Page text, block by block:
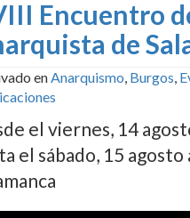
Encuentro
de
enAnarquismo, Burgos,
el viernes, 14
el sábado, 15 agosto